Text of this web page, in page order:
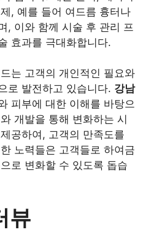
, 예를 들어 여드름 흉터나
, 이와 함께 시술 후 관리 프
효과를 극대화합니다.
는 고객의 개인적인 필요와
로 발전하고 있습니다. 강남
피부에 대한 이해를 바탕으
개발을 통해 변화하는 시
공하여, 고객의 만족도를
노력들은 고객들로 하여금
로 변화할 수 있도록 돕습
뷰